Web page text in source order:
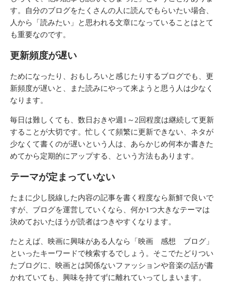
す。自分のブログをたくさんの人に読んでもらいたい場合、
人から「読みたい」と思われる文章になっていることはとて
も重要なのです。
更新頻度が遅い
ためになったり、おもしろいと感じたりするブログでも、更
新頻度が遅いと、また読みにやって来ようと思う人は少なく
なります。
毎日は難しくても、数日おきや週1～2回程度は継続して更新
することが大切です。忙しくて頻繁に更新できない、ネタが
少なくて書くのが遅いという人は、あらかじめ何本か書きた
めてから定期的にアップする、という方法もあります。
テーマが定まっていない
たまに少し脱線した内容の記事を書く程度なら新鮮で良いで
すが、ブログを運営していくなら、何か1つ大きなテーマは
決めておいたほうが読者はつきやすくなります。
たとえば、映画に興味がある人なら「映画 感想 ブログ」
といったキーワードで検索するでしょう。そこでたどりつい
たブログに、映画とは関係ないファッションや音楽の話が書
かれていても、興味を持てずに離れていってしまいます。